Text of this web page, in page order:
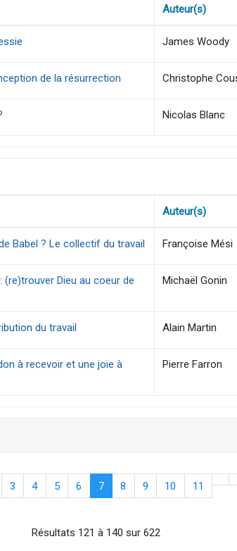
Auteur(s)
James Woody
de la résurrection Christophe
Nicolas Blanc
Auteur(s)
Babel ? Le collectif du travail Françoise Mési
(re)trouver Dieu au coeur de
Michaël Gonin
du travail Alain Martin
à recevoir et une joie à
Pierre Farron
3 4 5 6 7 8 9 10 11
Résultats 121 à 140 sur 622